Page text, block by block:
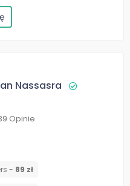
Nassasra
Opinie
- 89 zł